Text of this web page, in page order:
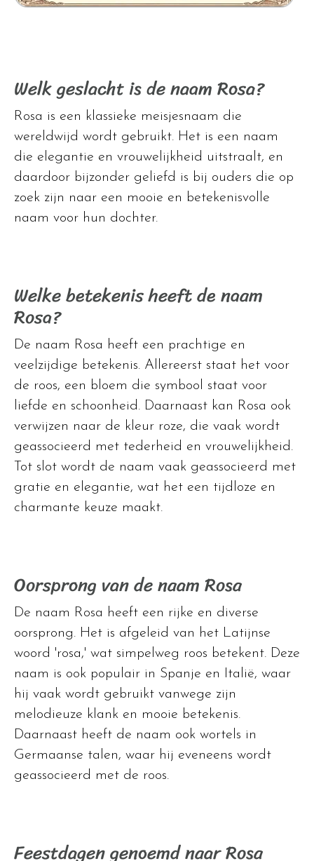
Welk geslacht is de naam Rosa?
Rosa is een klassieke meisjesnaam die
wereldwijd wordt gebruikt. Het is een naam
die elegantie en vrouwelijkheid uitstraalt, en
daardoor bijzonder geliefd is bij ouders die op
zoek zijn naar een mooie en betekenisvolle
naam voor hun dochter.
Welke betekenis heeft de naam
Rosa?
De naam Rosa heeft een prachtige en
veelzijdige betekenis. Allereerst staat het voor
de roos, een bloem die symbool staat voor
liefde en schoonheid. Daarnaast kan Rosa ook
verwijzen naar de kleur roze, die vaak wordt
geassocieerd met tederheid en vrouwelijkheid.
Tot slot wordt de naam vaak geassocieerd met
gratie en elegantie, wat het een tijdloze en
charmante keuze maakt.
Oorsprong van de naam Rosa
De naam Rosa heeft een rijke en diverse
oorsprong. Het is afgeleid van het Latijnse
woord 'rosa,' wat simpelweg roos betekent. Deze
naam is ook populair in Spanje en Italië, waar
hij vaak wordt gebruikt vanwege zijn
melodieuze klank en mooie betekenis.
Daarnaast heeft de naam ook wortels in
Germaanse talen, waar hij eveneens wordt
geassocieerd met de roos.
Feestdagen genoemd naar Rosa